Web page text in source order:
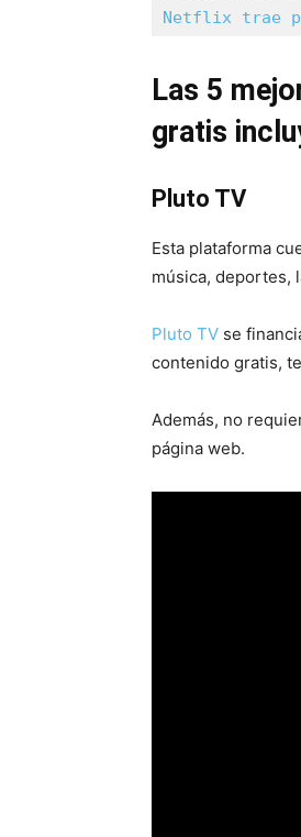
Netflix trae
Las 5
gratis
Pluto TV
Esta plataforma
música, deportes,
Pluto TV se
contenido gratis,
Además, no
página web.